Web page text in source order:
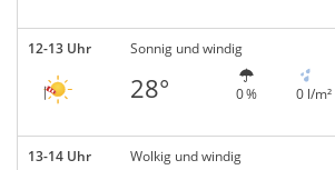
12-13 Uhr Sonnig und windig
28° 0 % 0 l/m²
13-14 Uhr Wolkig und windig